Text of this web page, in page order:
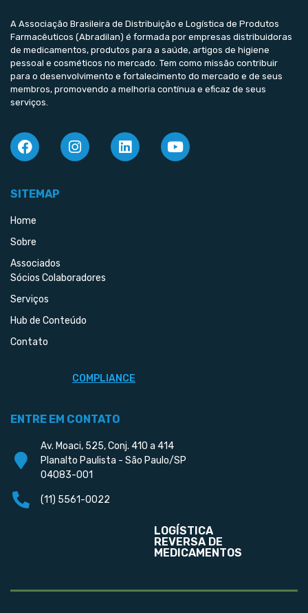
A Associação Brasileira de Distribuição e Logística de Produtos
Farmacêuticos (Abradilan) é formada por empresas distribuidoras
de medicamentos, produtos para a saúde, artigos de higiene
pessoal e cosméticos no mercado. Tem como missão contribuir
para o desenvolvimento e fortalecimento do mercado e de seus
membros, promovendo a melhoria contínua e eficaz de seus
serviços.
SITEMAP
Home
Sobre
Associados
Sócios Colaboradores
Serviços
Hub de Conteúdo
Contato
COMPLIANCE
ENTRE EM CONTATO
Av. Moaci, 525, Conj. 410 a 414
Planalto Paulista - São Paulo/SP
04083-001
(11) 5561-0022
LOGÍSTICA
REVERSA DE
MEDICAMENTOS